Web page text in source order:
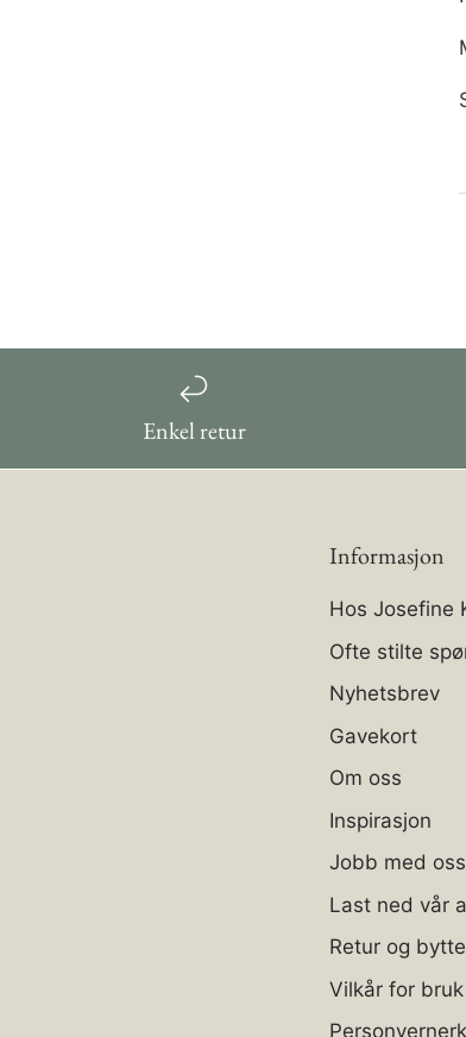
Enkel retur
Informasjon
Hos Josefine
Ofte stilte
Nyhetsbrev
Gavekort
Om oss
Inspirasjon
Jobb med
Last ned vår
Retur og
Vilkår for bruk